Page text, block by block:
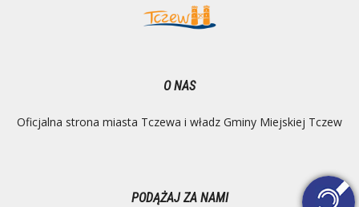
O NAS
Oficjalna strona miasta Tczewa i władz Gminy Miejskiej Tczew
PODĄŻAJ ZA NAMI